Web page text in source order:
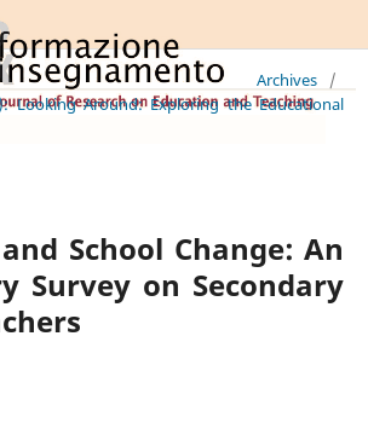
Archives
/
Looking Around: Exploring the Educational
School Change: An
Survey on Secondary